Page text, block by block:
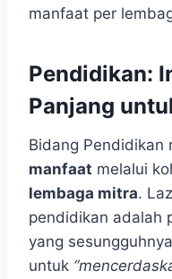
manfaat per
Pendidikan:
Panjang
Bidang Pendidikan
manfaat melalui
lembaga mitra.
pendidikan adalah
yang
untuk